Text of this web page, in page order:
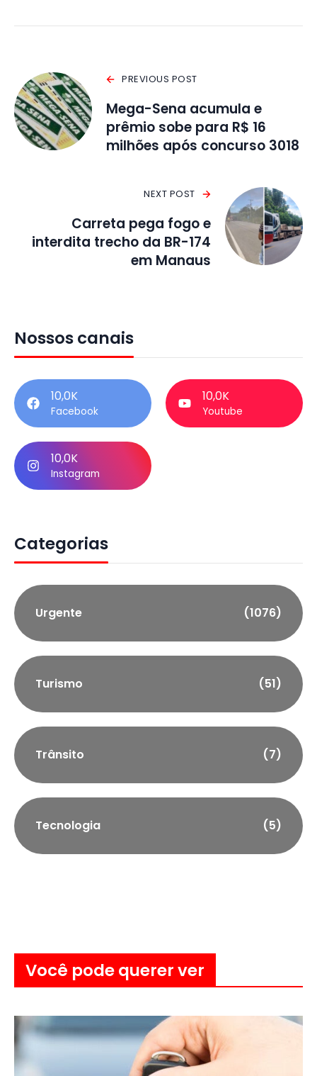
PREVIOUS POST
Mega-Sena acumula e
prêmio sobe para R$ 16
milhões após concurso 3018
NEXT POST
Carreta pega fogo e
interdita trecho da BR-174
em Manaus
Nossos canais
10,0K
Facebook
10,0K
Youtube
10,0K
Instagram
Categorias
Urgente (1076)
Turismo (51)
Trânsito (7)
Tecnologia (5)
Você pode querer ver